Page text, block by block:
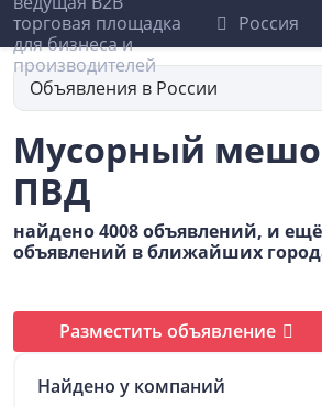
Россия
Объявления в России
Мусорный
ПВД
найдено 4008 объявлений, и ещё
объявлений в ближайших
Разместить объявление
Найдено у компаний